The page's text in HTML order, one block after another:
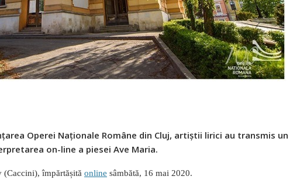
Operei Naționale Române din Cluj, artiștii lirici au transmis un
on-line a piesei Ave Maria.
(Caccini), împărtășită online sâmbătă, 16 mai 2020.